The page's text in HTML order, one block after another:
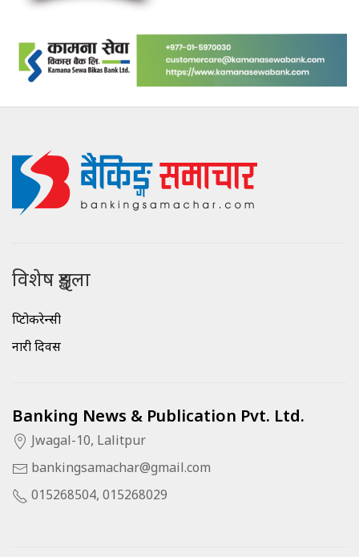
विशेष शृङ्खला
क्रिप्टोकरेन्सी
नारी दिवस
Banking News & Publication Pvt. Ltd.
Jwagal-10, Lalitpur
bankingsamachar@gmail.com
015268504, 015268029